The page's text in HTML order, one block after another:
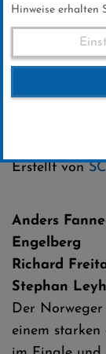
FIS
Erstellt von
Anders
Engelberg
Richard
Stephan
Der
einem starken
Hinweise erhalten